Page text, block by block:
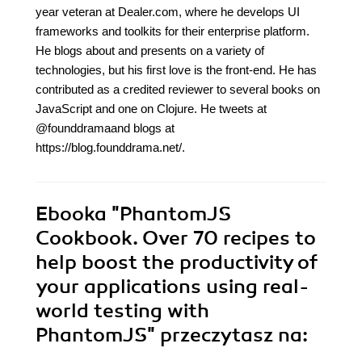
year veteran at Dealer.com, where he develops UI
frameworks and toolkits for their enterprise platform.
He blogs about and presents on a variety of
technologies, but his first love is the front-end. He has
contributed as a credited reviewer to several books on
JavaScript and one on Clojure. He tweets at
@founddramaand blogs at
https://blog.founddrama.net/.
Ebooka "PhantomJS
Cookbook. Over 70 recipes to
help boost the productivity of
your applications using real-
world testing with
PhantomJS" przeczytasz na: